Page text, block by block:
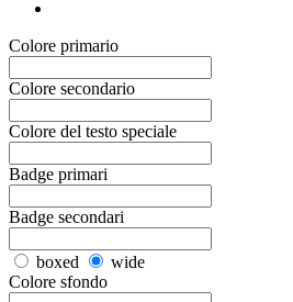
Colore primario
Colore secondario
Colore del testo speciale
Badge primari
Badge secondari
boxed
wide
Colore sfondo